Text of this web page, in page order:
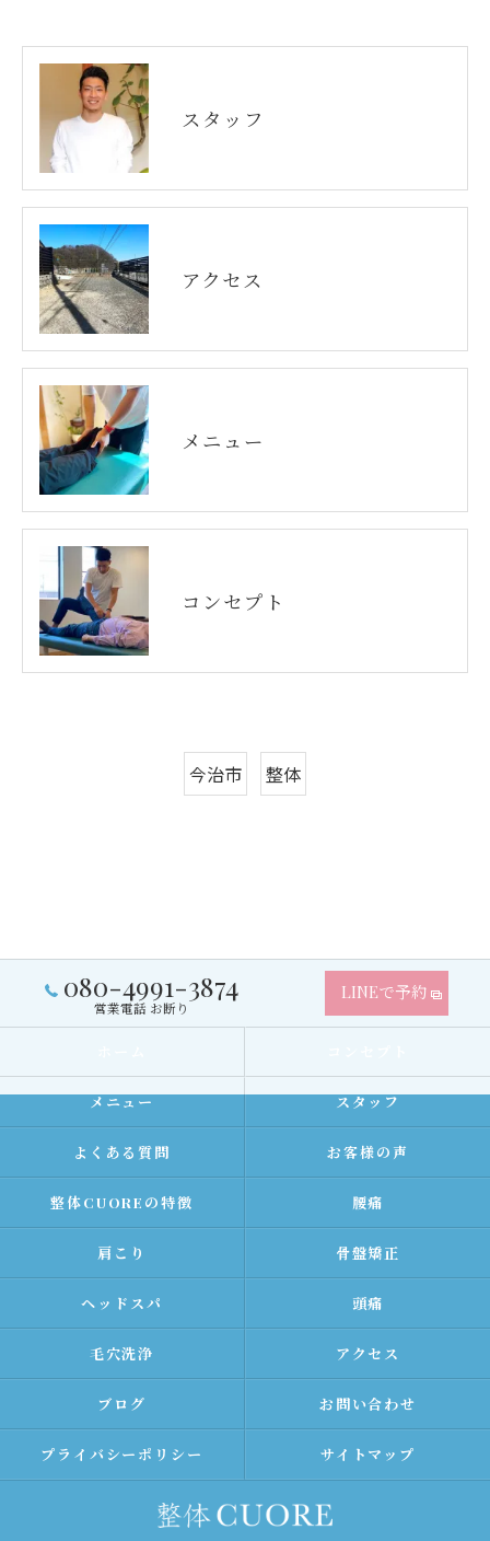
スタッフ
アクセス
メニュー
コンセプト
今治市 整体
080-4991-3874
営業電話 お断り
LINEで予約
メニュー スタッフ
よくある質問 お客様の声
整体CUOREの特徴 腰痛
肩こり 骨盤矯正
ヘッドスパ 頭痛
毛穴洗浄 アクセス
ブログ お問い合わせ
プライバシーポリシー サイトマップ